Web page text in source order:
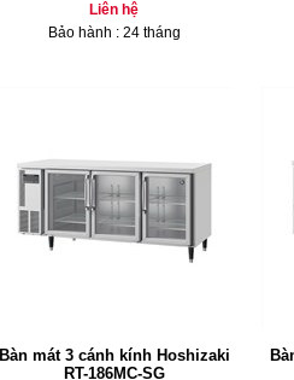
Liên hệ
Bảo hành : 24 tháng
Bàn mát 3 cánh kính Hoshizaki
RT-186MC-SG